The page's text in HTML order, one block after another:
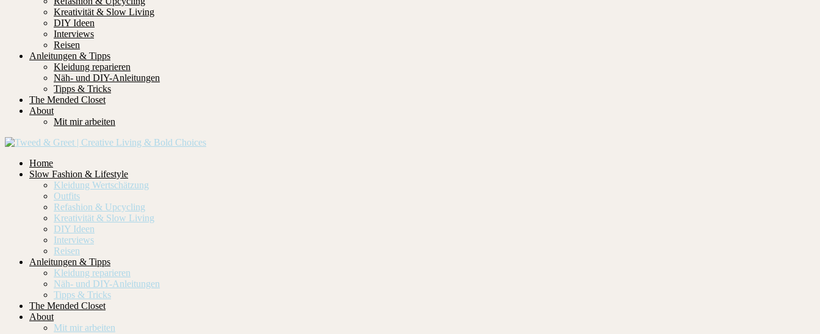
Kreativität & Slow Living
DIY Ideen
Interviews
Reisen
Anleitungen & Tipps
Kleidung reparieren
Näh- und DIY-Anleitungen
Tipps & Tricks
The Mended Closet
About
Mit mir arbeiten
Home
Slow Fashion & Lifestyle
Kleidung Wertschätzung
Outfits
Refashion & Upcycling
Kreativität & Slow Living
DIY Ideen
Interviews
Reisen
Anleitungen & Tipps
Kleidung reparieren
Näh- und DIY-Anleitungen
Tipps & Tricks
The Mended Closet
About
Mit mir arbeiten